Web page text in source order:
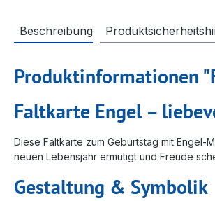
Beschreibung
Produktinformationen
Faltkarte Engel –
Diese Faltkarte zum Geburtstag mit Engel-
neuen Lebensjahr ermutigt und Freude
Gestaltung & Symbolik